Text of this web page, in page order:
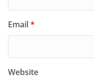
Email*
Website